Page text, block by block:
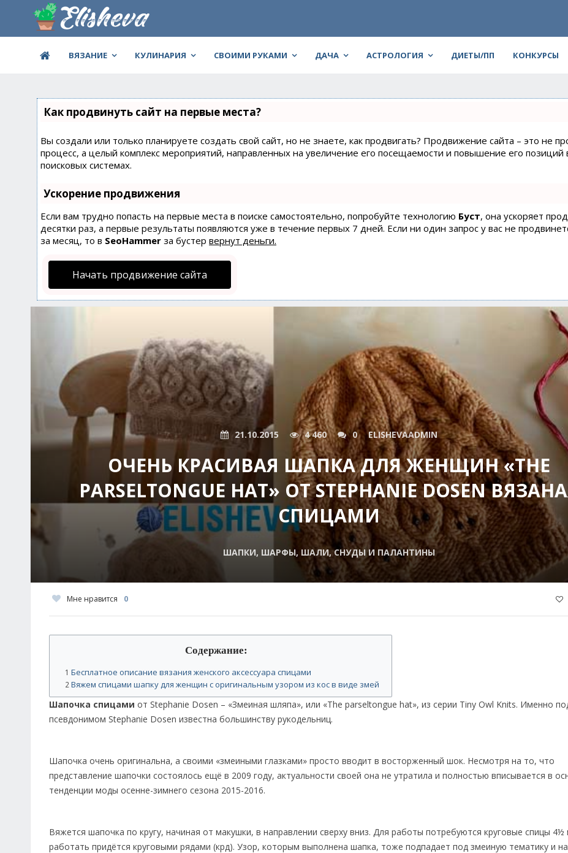
ВЯЗАНИЕ КУЛИНАРИЯ СВОИМИ РУКАМИ ДАЧА АСТРОЛОГИЯ ДИЕТЫ/ПП КОНКУРСЫ
Как продвинуть сайт на первые места?
Вы создали или только планируете создать свой сайт, но не знаете, как продвигать? Продвижение сайта – это не
процесс, а целый комплекс мероприятий, направленных на увеличение его посещаемости и повышение его позиций
поисковых системах.
Ускорение продвижения
Если вам трудно попасть на первые места в поиске самостоятельно, попробуйте технологию Буст, она ускоряет
десятки раз, а первые результаты появляются уже в течение первых 7 дней. Если ни один запрос у вас не
за месяц, то в SeoHammer за бустер вернут деньги.
Начать продвижение сайта
21.10.2015 4 460 0 ELISHEVAADMIN
ОЧЕНЬ КРАСИВАЯ ШАПКА ДЛЯ ЖЕНЩИН «THE
PARSELTONGUE HAT» ОТ STEPHANIE DOSEN
СПИЦАМИ
ШАПКИ, ШАРФЫ, ШАЛИ, СНУДЫ И ПАЛАНТИНЫ
Мне нравится 0
Содержание:
1 Бесплатное описание вязания женского аксессуара спицами
2 Вяжем спицами шапку для женщин с оригинальным узором из кос в виде змей
Шапочка спицами от Stephanie Dosen – «Змеиная шляпа», или «The parseltongue hat», из серии Tiny Owl Knits. Именно
псевдонимом Stephanie Dosen известна большинству рукодельниц.
Шапочка очень оригинальна, а своими «змеиными глазками» просто вводит в восторженный шок. Несмотря на то, что
представление шапочки состоялось ещё в 2009 году, актуальности своей она не утратила и полностью вписывается в
тенденции моды осенне-зимнего сезона 2015-2016.
Вяжется шапочка по кругу, начиная от макушки, в направлении сверху вниз. Для работы потребуются круговые спицы
работать придётся круговыми рядами (крд). Узор, которым выполнена шапка, тоже подпадает под змеиную тематику и